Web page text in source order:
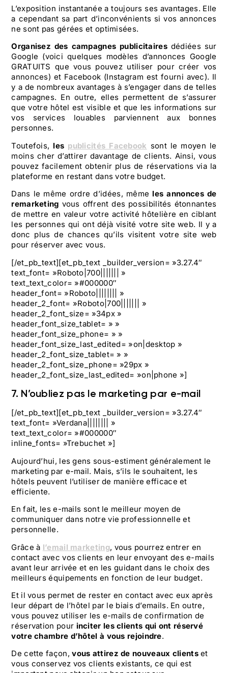
L’exposition instantanée a toujours ses avantages. Elle
a cependant sa part d’inconvénients si vos annonces
ne sont pas gérées et optimisées.
Organisez des campagnes publicitaires dédiées sur
Google (voici quelques modèles d’annonces Google
GRATUITS que vous pouvez utiliser pour créer vos
annonces) et Facebook (Instagram est fourni avec). Il
y a de nombreux avantages à s’engager dans de telles
campagnes. En outre, elles permettent de s’assurer
que votre hôtel est visible et que les informations sur
vos services louables parviennent aux bonnes
personnes.
Toutefois, les publicités Facebook sont le moyen le
moins cher d’attirer davantage de clients. Ainsi, vous
pouvez facilement obtenir plus de réservations via la
plateforme en restant dans votre budget.
Dans le même ordre d’idées, même les annonces de
remarketing vous offrent des possibilités étonnantes
de mettre en valeur votre activité hôtelière en ciblant
les personnes qui ont déjà visité votre site web. Il y a
donc plus de chances qu’ils visitent votre site web
pour réserver avec vous.
[/et_pb_text][et_pb_text _builder_version= »3.27.4″
text_font= »Roboto|700||||||| »
text_text_color= »#000000″
header_font= »Roboto|||||||| »
header_2_font= »Roboto|700||||||| »
header_2_font_size= »34px »
header_font_size_tablet= » »
header_font_size_phone= » »
header_font_size_last_edited= »on|desktop »
header_2_font_size_tablet= » »
header_2_font_size_phone= »29px »
header_2_font_size_last_edited= »on|phone »]
7. N’oubliez pas le marketing par e-mail
[/et_pb_text][et_pb_text _builder_version= »3.27.4″
text_font= »Verdana|||||||| »
text_text_color= »#000000″
inline_fonts= »Trebuchet »]
Aujourd’hui, les gens sous-estiment généralement le
marketing par e-mail. Mais, s’ils le souhaitent, les
hôtels peuvent l’utiliser de manière efficace et
efficiente.
En fait, les e-mails sont le meilleur moyen de
communiquer dans notre vie professionnelle et
personnelle.
Grâce à l’email marketing, vous pourrez entrer en
contact avec vos clients en leur envoyant des e-mails
avant leur arrivée et en les guidant dans le choix des
meilleurs équipements en fonction de leur budget.
Et il vous permet de rester en contact avec eux après
leur départ de l’hôtel par le biais d’emails. En outre,
vous pouvez utiliser les e-mails de confirmation de
réservation pour inciter les clients qui ont réservé
votre chambre d’hôtel à vous rejoindre.
De cette façon,vous attirez de nouveaux clientset
vous conservez vos clients existants, ce qui est